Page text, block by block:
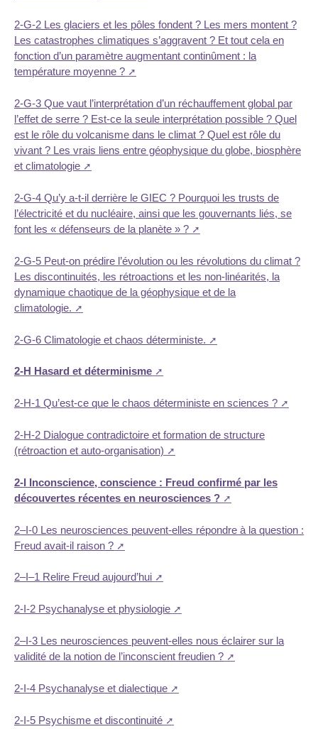
2-G-2 Les glaciers et les pôles fondent ? Les mers montent ?
Les catastrophes climatiques s’aggravent ? Et tout cela en
fonction d’un paramètre augmentant continûment : la
température moyenne ?
2-G-3 Que vaut l’interprétation d’un réchauffement global par
l’effet de serre ? Est-ce la seule interprétation possible ? Quel
est le rôle du volcanisme dans le climat ? Quel est rôle du
vivant ? Les vrais liens entre géophysique du globe, biosphère
et climatologie
2-G-4 Qu’y a-t-il derrière le GIEC ? Pourquoi les trusts de
l’électricité et du nucléaire, ainsi que les gouvernants liés, se
font les « défenseurs de la planète » ?
2-G-5 Peut-on prédire l’évolution ou les révolutions du climat ?
Les discontinuités, les rétroactions et les non-linéarités, la
dynamique chaotique de la géophysique et de la
climatologie.
2-G-6 Climatologie et chaos déterministe.
2-H Hasard et déterminisme
2-H-1 Qu’est-ce que le chaos déterministe en sciences ?
2-H-2 Dialogue contradictoire et formation de structure
(rétroaction et auto-organisation)
2-I Inconscience, conscience : Freud confirmé par les
découvertes récentes en neurosciences ?
2–I-0 Les neurosciences peuvent-elles répondre à la question :
Freud avait-il raison ?
2–I–1 Relire Freud aujourd’hui
2-I-2 Psychanalyse et physiologie
2–I-3 Les neurosciences peuvent-elles nous éclairer sur la
validité de la notion de l’inconscient freudien ?
2-I-4 Psychanalyse et dialectique
2-I-5 Psychisme et discontinuité